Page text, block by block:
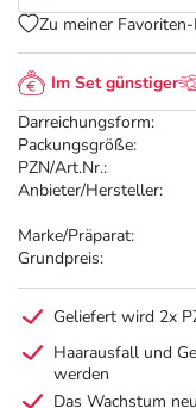
Im Set günstiger
Darreichungsform:
Packungsgröße:
PZN/Art.Nr.:
Anbieter/Hersteller:
Marke/Präparat:
Grundpreis:
Zu meiner
Geliefert wird 2x
Haarausfall und
werden
Das Wachstum